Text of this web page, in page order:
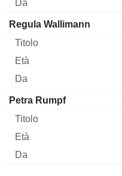
Regula Wallimann
Petra Rumpf